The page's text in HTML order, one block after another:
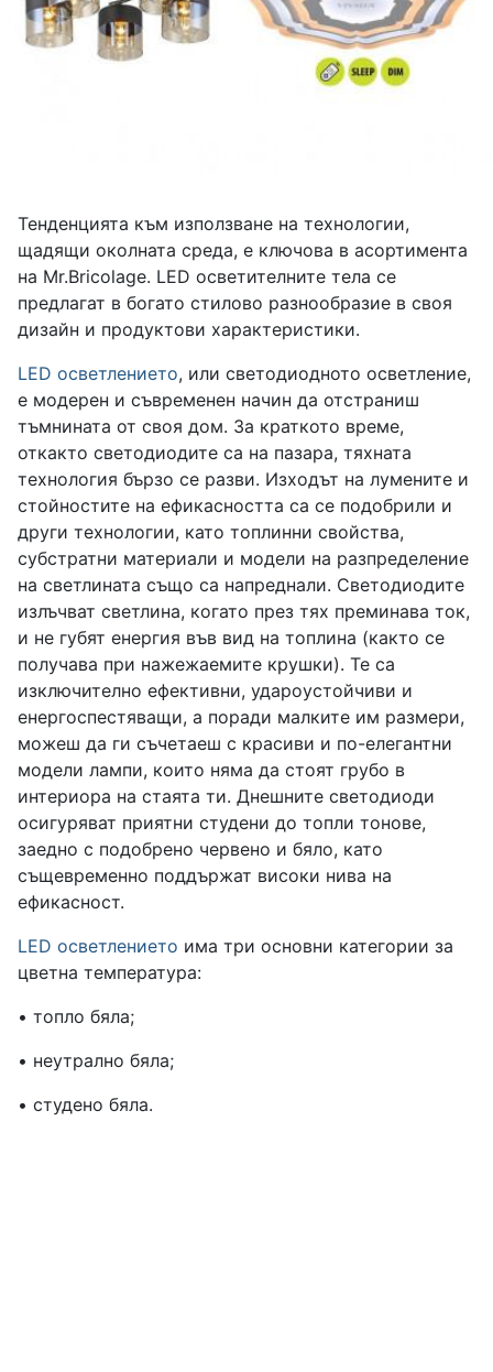
Тенденцията към използване на технологии,
щадящи околната среда, е ключова в асортимента
на Mr.Bricolage. LED осветителните тела се
предлагат в богато стилово разнообразие в своя
дизайн и продуктови характеристики.
LED осветлението, или светодиодното осветление,
е модерен и съвременен начин да отстраниш
тъмнината от своя дом. За краткото време,
откакто светодиодите са на пазара, тяхната
технология бързо се разви. Изходът на лумените и
стойностите на ефикасността са се подобрили и
други технологии, като топлинни свойства,
субстратни материали и модели на разпределение
на светлината също са напреднали. Светодиодите
излъчват светлина, когато през тях преминава ток,
и не губят енергия във вид на топлина (както се
получава при нажежаемите крушки). Те са
изключително ефективни, удароустойчиви и
енергоспестяващи, а поради малките им размери,
можеш да ги съчетаеш с красиви и по-елегантни
модели лампи, които няма да стоят грубо в
интериора на стаята ти. Днешните светодиоди
осигуряват приятни студени до топли тонове,
заедно с подобрено червено и бяло, като
същевременно поддържат високи нива на
ефикасност.
LED осветлението има три основни категории за
цветна температура:
• топло бяла;
• неутрално бяла;
• студено бяла.